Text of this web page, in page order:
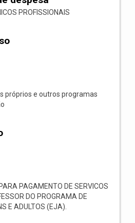
PROFISSIONAIS
próprios e outros programas
PAGAMENTO DE SERVICOS
DO PROGRAMA DE
E ADULTOS (EJA).